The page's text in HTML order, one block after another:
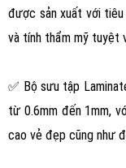
được sản xuất với
và tính thẩm mỹ tuyệt
✅ Bộ sưu tập
từ 0.6mm đến 1mm,
cao vẻ đẹp cũng như